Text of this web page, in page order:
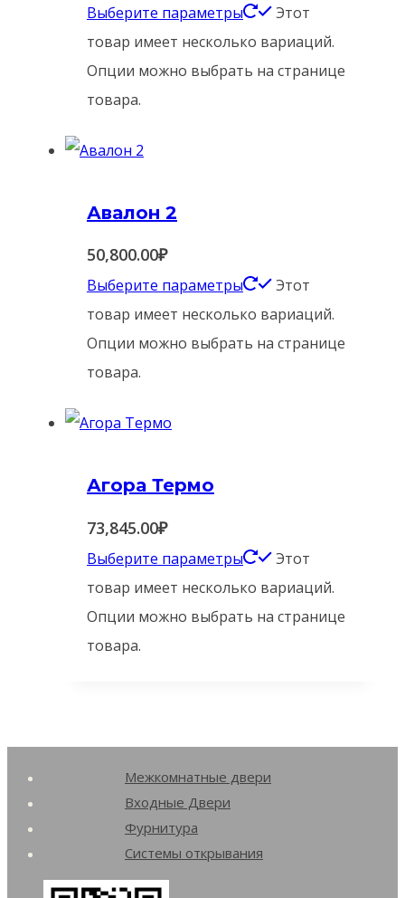
Выберите параметры
Этот
товар имеет несколько вариаций.
Опции можно выбрать на странице
товара.
Авалон 2
50,800.00₽
Выберите параметры
Этот
товар имеет несколько вариаций.
Опции можно выбрать на странице
товара.
Агора Термо
73,845.00₽
Выберите параметры
Этот
товар имеет несколько вариаций.
Опции можно выбрать на странице
товара.
Межкомнатные двери
Входные Двери
Фурнитура
Системы открывания